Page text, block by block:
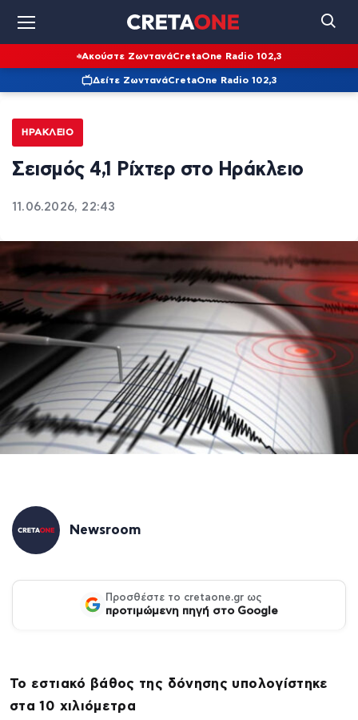
Ακούστε ΖωντανάCretaOne Radio 102,3
Δείτε ΖωντανάCretaOne Radio 102,3
ΗΡΆΚΛΕΙΟ
Σεισμός 4,1 Ρίχτερ στο Ηράκλειο
11.06.2026, 22:43
Newsroom
Προσθέστε το cretaone.gr ως
προτιμώμενη πηγή στο Google
Το εστιακό βάθος της δόνησης υπολογίστηκε
στα 10 χιλιόμετρα